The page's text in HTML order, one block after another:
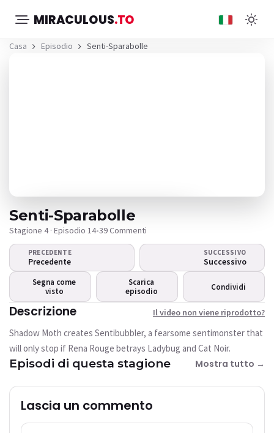
MIRACULOUS.TO
Casa Episodio Senti-Sparabolle
Il video non viene
riprodotto?
Questo video non è attualmente
disponibile
Riprova
Senti-Sparabolle
Stagione 4 · Episodio 14•39 Commenti
PRECEDENTE
Precedente
SUCCESSIVO
Successivo
Segna come
visto
Scarica
episodio
Condividi
Descrizione Il video non viene riprodotto?
Shadow Moth creates Sentibubbler, a fearsome sentimonster that
will only stop if Rena Rouge betrays Ladybug and Cat Noir.
Episodi di questa stagione Mostra tutto →
Lascia un commento
Nome: *